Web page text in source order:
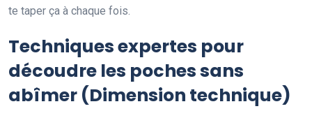
te taper ça à chaque fois.
Techniques expertes pour
découdre les poches sans
abîmer (Dimension technique)